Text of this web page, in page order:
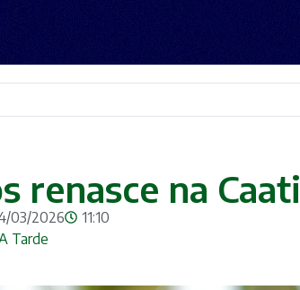
renasce na
03/2026
11:10
Tarde